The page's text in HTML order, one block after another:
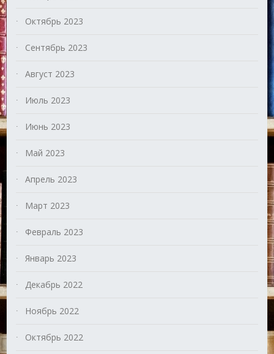
Октябрь 2023
Сентябрь 2023
Август 2023
Июль 2023
Июнь 2023
Май 2023
Апрель 2023
Март 2023
Февраль 2023
Январь 2023
Декабрь 2022
Ноябрь 2022
Октябрь 2022